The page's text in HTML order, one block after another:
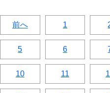
前へ 1
5 6
10 11